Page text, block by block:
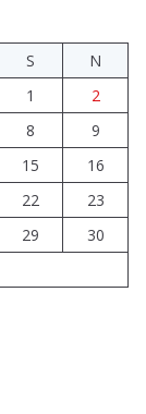
S
N
1
2
8
9
15
16
22
23
29
30